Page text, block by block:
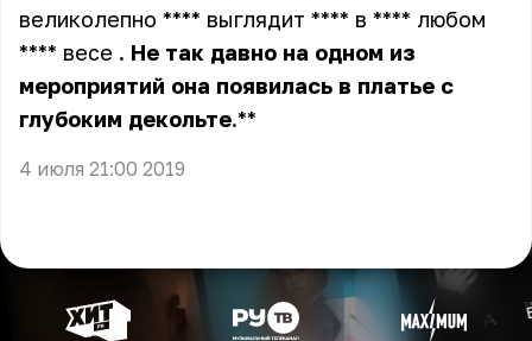
великолепно **** выглядит **** в **** любом
**** весе . Не так давно на одном из
мероприятий она появилась в платье с
глубоким декольте.**
4 июля 21:00 2019